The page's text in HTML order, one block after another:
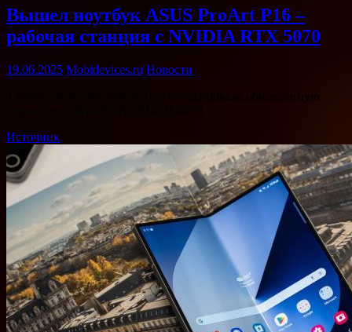
Вышел ноутбук ASUS ProArt P16 –
рабочая станция с NVIDIA RTX 5070
19.06.2025 Mobidevices.ru Новости
Тайваньская компания ASUS анонсировала обновлённую
Источник